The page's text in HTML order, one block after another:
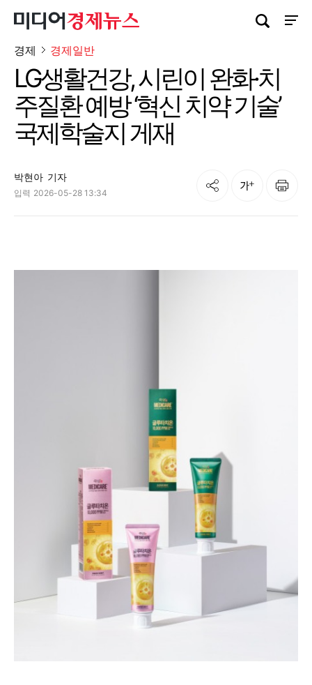
사이
검색창 열기
경제 경제일반
LG생활건강, 시린이 완화·치
주질환 예방 ‘혁신 치약 기술’
국제학술지 게재
박현아 기자
입력 2026-05-28 13:34
공유 글자크기 인쇄